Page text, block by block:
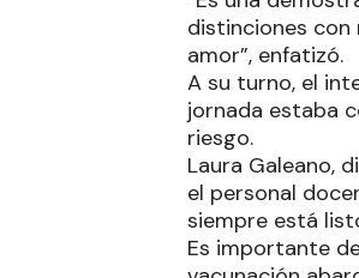
distinciones con
amor”, enfatizó.
A su turno, el
jornada estaba
riesgo.
Laura Galeano,
el personal
siempre está
Es importante